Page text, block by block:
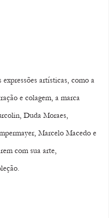
artísticas, como a
e colagem, a marca
Duda Moraes,
Marcelo Macedo e
com sua arte,